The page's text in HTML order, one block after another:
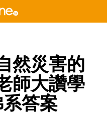
然災害的
師大讚學
答案